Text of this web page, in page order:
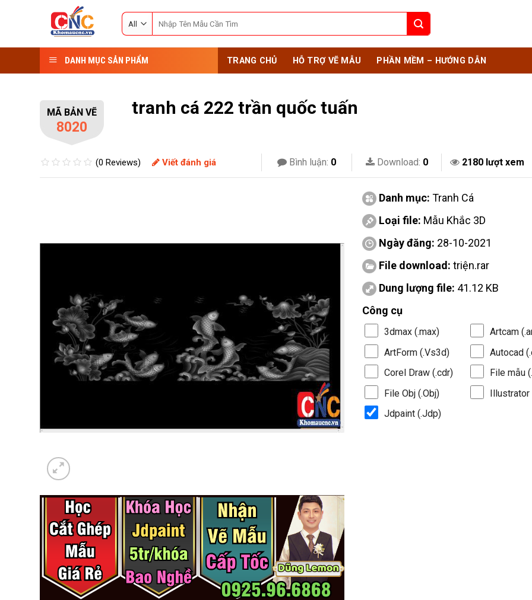
for:
DANH MỤC SẢN PHẨM TRANG CHỦ HỖ TRỢ VẼ MẪU PHẦN MỀM – HƯỚNG DẪN
MÃ BẢN VẼ
8020
tranh cá 222 trần quốc tuấn
(0 Reviews) Viết đánh giá Bình luận: 0 Download: 0 2180 lượt xem
Danh mục: Tranh Cá
Loại file: Mẫu Khắc 3D
Ngày đăng: 28-10-2021
File download: triện.rar
Dung lượng file: 41.12 KB
Công cụ
3dmax (.max)
Artcam
ArtForm (.Vs3d)
Autocad
Corel Draw (.cdr)
File mẫu
File Obj (.Obj)
Illustrator
Jdpaint (.Jdp)